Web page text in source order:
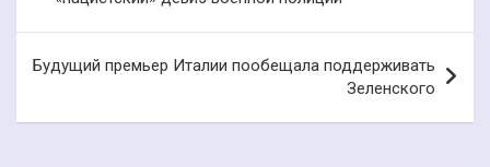
записям
Будущий премьер Италии пообещала поддерживать
Зеленского